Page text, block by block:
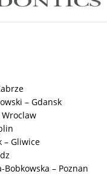
– Gdansk
Wroclaw
– Gliwice
– Poznan